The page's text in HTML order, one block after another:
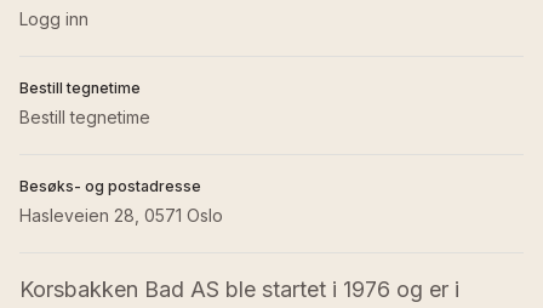
Logg inn
Bestill tegnetime
Bestill tegnetime
Besøks- og postadresse
Hasleveien 28, 0571 Oslo
Korsbakken Bad AS ble startet i 1976 og er i